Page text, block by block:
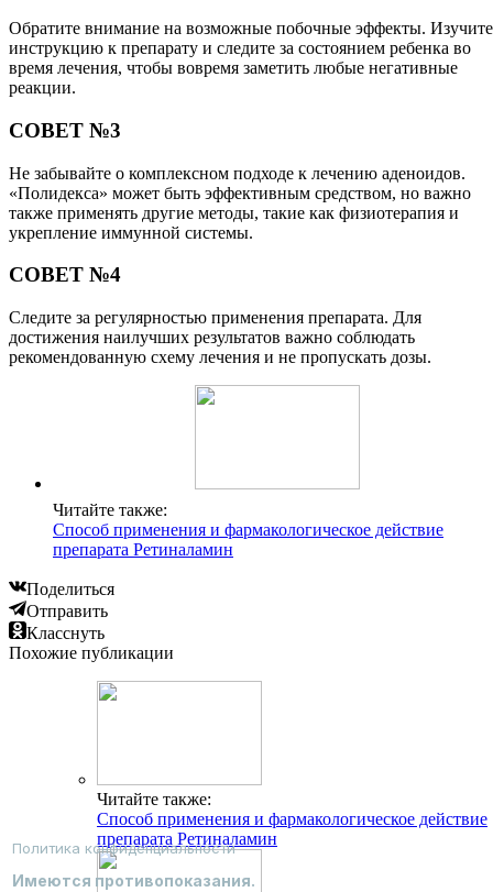
Обратите внимание на возможные побочные эффекты. Изучите
инструкцию к препарату и следите за состоянием ребенка во
время лечения, чтобы вовремя заметить любые негативные
реакции.
СОВЕТ №3
Не забывайте о комплексном подходе к лечению аденоидов.
«Полидекса» может быть эффективным средством, но важно
также применять другие методы, такие как физиотерапия и
укрепление иммунной системы.
СОВЕТ №4
Следите за регулярностью применения препарата. Для
достижения наилучших результатов важно соблюдать
рекомендованную схему лечения и не пропускать дозы.
Читайте также:
Способ применения и фармакологическое действие
препарата Ретиналамин
Поделиться
Отправить
Класснуть
Похожие публикации
Читайте также:
Способ применения и фармакологическое действие
препарата Ретиналамин
Политика конфиденциальности
Имеются противопоказания.